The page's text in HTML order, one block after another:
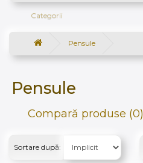
Categorii
Pensule
Pensule
Compară produse (0)
Sortare după: